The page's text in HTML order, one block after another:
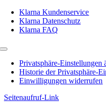
Klarna Kundenservice
Klarna Datenschutz
Klarna FAQ
Toggle
NavigationPrivatsphäre-Einstellungen
Historie der Privatsphäre-
Einwilligungen widerrufen
Seitenaufruf-Link